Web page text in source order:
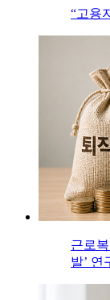
“고용
근로
발’ 연